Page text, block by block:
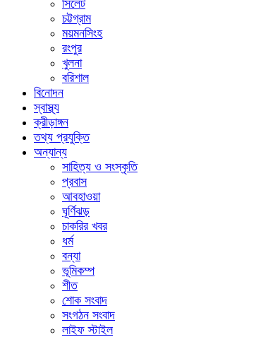
সিলেট
চট্টগ্রাম
ময়মনসিংহ
রংপুর
খুলনা
বরিশাল
বিনোদন
স্বাস্থ্য
ক্রীড়াঙ্গন
তথ্য প্রযুক্তি
অন্যান্য
সাহিত্য ও সংস্কৃতি
প্রবাস
আবহাওয়া
ঘূর্ণিঝড়
চাকরির খবর
ধর্ম
বন্যা
ভূমিকম্প
শীত
শোক সংবাদ
সংগঠন সংবাদ
লাইফ স্টাইল